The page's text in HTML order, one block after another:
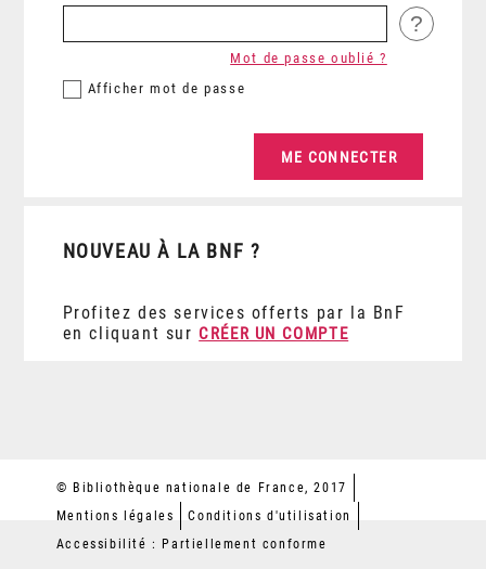
?
Afficher mot de passe
Mot de passe oublié ?
NOUVEAU À LA BNF ?
Profitez des services offerts par la BnF
en cliquant sur CRÉER UN COMPTE
© Bibliothèque nationale de France, 2017
Mentions légales
Conditions d'utilisation
Accessibilité : Partiellement conforme